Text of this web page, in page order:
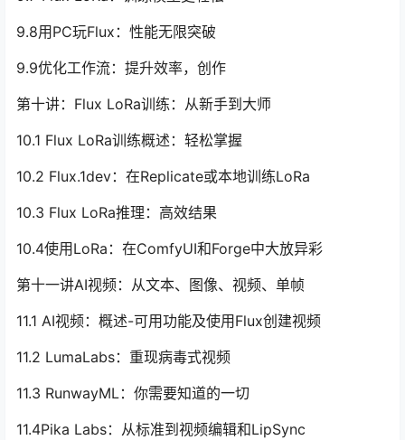
9.8用PC玩Flux：性能无限突破
9.9优化工作流：提升效率，创作
第十讲：Flux LoRa训练：从新手到大师
10.1 Flux LoRa训练概述：轻松掌握
10.2 Flux.1dev：在Replicate或本地训练LoRa
10.3 Flux LoRa推理：高效结果
10.4使用LoRa：在ComfyUI和Forge中大放异彩
第十一讲AI视频：从文本、图像、视频、单帧
11.1 AI视频：概述-可用功能及使用Flux创建视频
11.2 LumaLabs：重现病毒式视频
11.3 RunwayML：你需要知道的一切
11.4Pika Labs：从标准到视频编辑和LipSync